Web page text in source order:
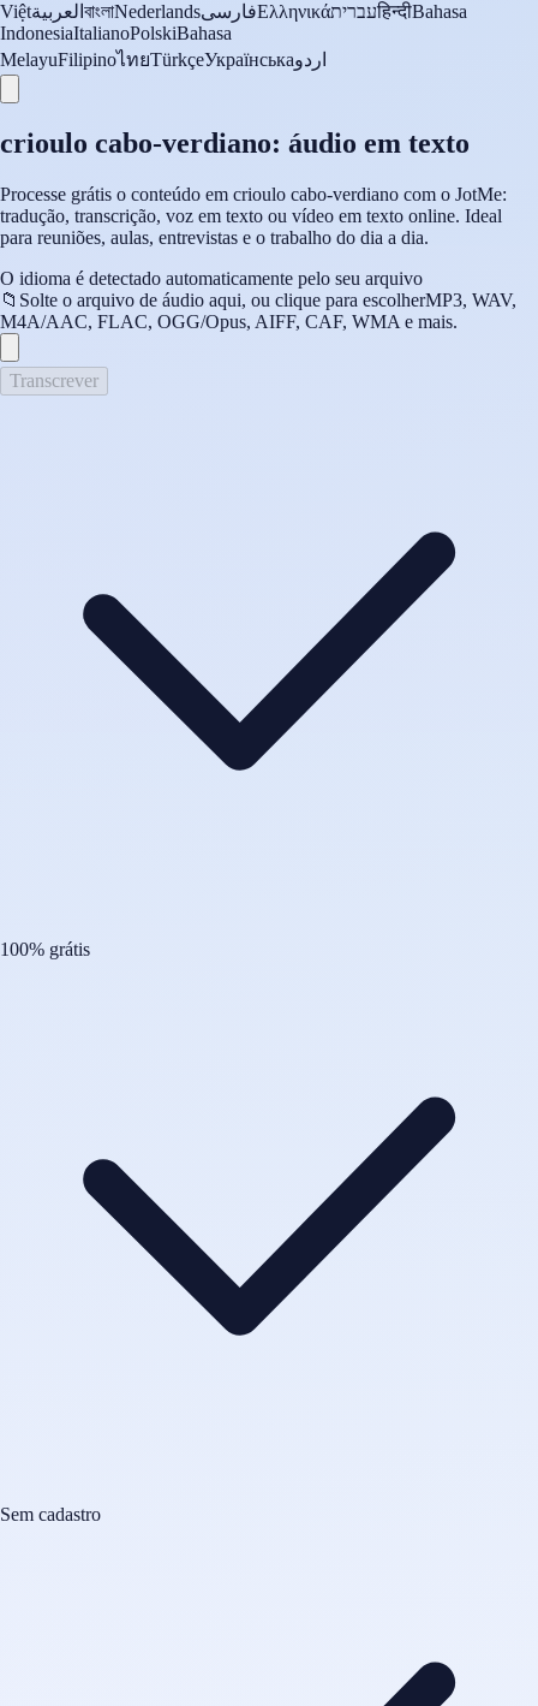
Việtالعربية বাংলাNederlandsفارسیΕλληνικάעבריתहिन्दीBahasa
IndonesiaItalianoPolskiBahasa
MelayuFilipinoไทยTürkçeУкраїнськаاردو
crioulo cabo-verdiano: áudio em texto
Processe grátis o conteúdo em crioulo cabo-verdiano com o JotMe:
tradução, transcrição, voz em texto ou vídeo em texto online. Ideal
para reuniões, aulas, entrevistas e o trabalho do dia a dia.
O idioma é detectado automaticamente pelo seu arquivo
📁 Solte o arquivo de áudio aqui, ou clique para escolherMP3, WAV,
M4A/AAC, FLAC, OGG/Opus, AIFF, CAF, WMA e mais.
Transcrever
100% grátis
Sem cadastro